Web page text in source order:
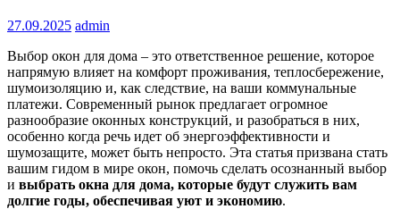
27.09.2025 admin
Выбор окон для дома – это ответственное решение, которое
напрямую влияет на комфорт проживания, теплосбережение,
шумоизоляцию и, как следствие, на ваши коммунальные
платежи. Современный рынок предлагает огромное
разнообразие оконных конструкций, и разобраться в них,
особенно когда речь идет об энергоэффективности и
шумозащите, может быть непросто. Эта статья призвана стать
вашим гидом в мире окон, помочь сделать осознанный выбор
и выбрать окна для дома, которые будут служить вам
долгие годы, обеспечивая уют и экономию.